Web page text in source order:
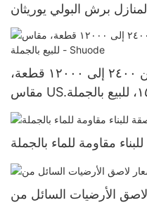
مسامير سائلة للمرايا، من ٢٤٠٠ إلى ١٢٠٠٠ قطعة،